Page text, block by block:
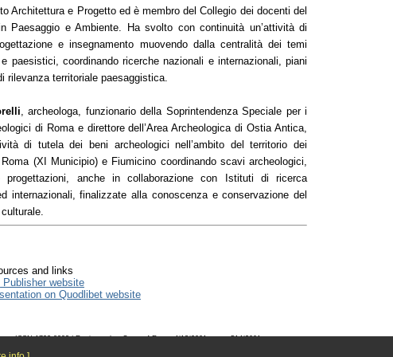
Architettura e Progetto ed è membro del Collegio dei docenti del
Paesaggio e Ambiente. Ha svolto con continuità un’attività di
e insegnamento muovendo dalla centralità dei temi
paesistici, coordinando ricerche nazionali e internazionali, piani
rilevanza territoriale paesaggistica.
, archeologa, funzionario della Soprintendenza Speciale per i
di Roma e direttore dell’Area Archeologica di Ostia Antica,
di tutela dei beni archeologici nell’ambito del territorio dei
(XI Municipio) e Fiumicino coordinando scavi archeologici,
progettazioni, anche in collaborazione con Istituti di ricerca
internazionali, finalizzate alla conoscenza e conservazione del
and links
Publisher website
on Quodlibet website
ISSN 1723-0993 | Registered at Court of Rome 4/12/2001, num. 514/2001